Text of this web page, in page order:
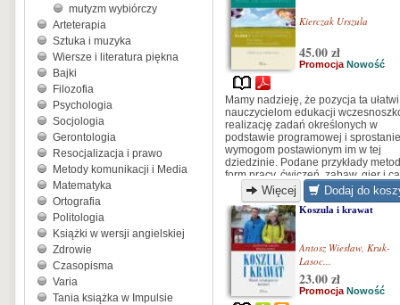
mutyzm wybiórczy
Arteterapia
Sztuka i muzyka
Wiersze i literatura piękna
Bajki
Filozofia
Psychologia
Socjologia
Gerontologia
Resocjalizacja i prawo
Metody komunikacji i Media
Matematyka
Ortografia
Politologia
Książki w wersji angielskiej
Zdrowie
Czasopisma
Varia
Tania książka w Impulsie
Kierczak Urszula
45.00 zł
Promocja Nowość
Mamy nadzieję, że pozycja ta ułatwi
nauczycielom edukacji
realizację zadań określonych w
podstawie programowej i sprostanie
wymogom postawionym im w tej
dziedzinie. Podane przykłady
form pracy, ćwiczeń, zabaw, gier i
scenariuszy powinny pomóc w
prowadzeniu zajęć oraz zachęcić
stworzenia własnych ciekawych
rozwiązań metodycznych, czego
wszystkim nauczycielom serdecznie
życzymy.
Więcej Dodaj do
Koszula i krawat
Antosz Wiesław, Kruk-
Lasoc...
23.00 zł
Promocja Nowość